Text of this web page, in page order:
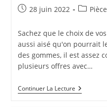
Publication
28 juin 2022
Post
Sachez que le choix de
aussi aisé qu'on pourrait
des gommes, il est assez
plusieurs offres avec…
Continuer La LectureÀ
La